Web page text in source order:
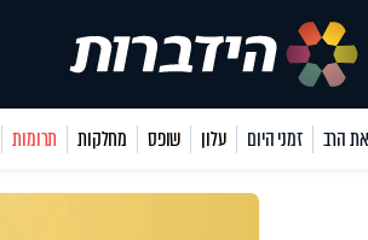
הרב זמני היום עלון שופס מחלקות תרומות